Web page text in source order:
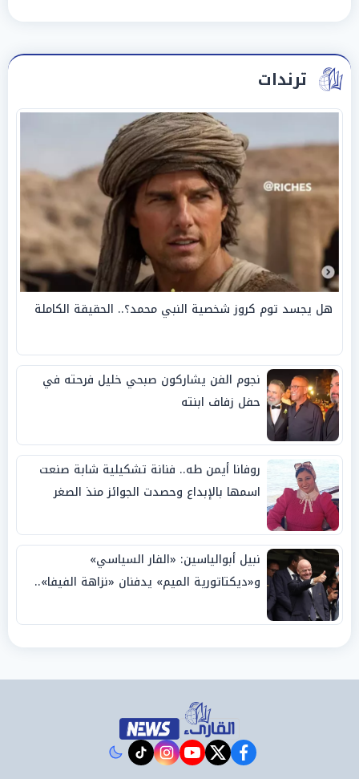
ترندات
هل يجسد توم كروز شخصية النبي محمد؟.. الحقيقة الكاملة
نجوم الفن يشاركون صبحي خليل فرحته في
حفل زفاف ابنته
روفانا أيمن طه.. فنانة تشكيلية شابة صنعت
اسمها بالإبداع وحصدت الجوائز منذ الصغر
نبيل أبوالياسين: «الفار السياسي»
و«ديكتاتورية الميم» يدفنان «نزاهة الفيفا»..
facebook
twitter
youtube
instagram
tiktok